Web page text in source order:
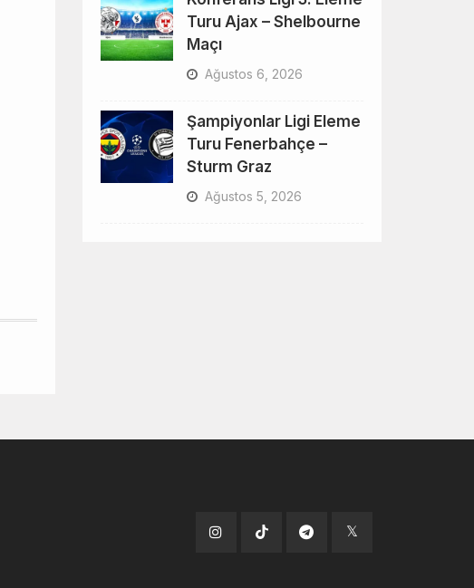
Konferans Ligi 3. Eleme
Turu Ajax – Shelbourne
Maçı
Ağustos 6, 2026
Şampiyonlar Ligi Eleme
Turu Fenerbahçe –
Sturm Graz
Ağustos 5, 2026
Tiktok